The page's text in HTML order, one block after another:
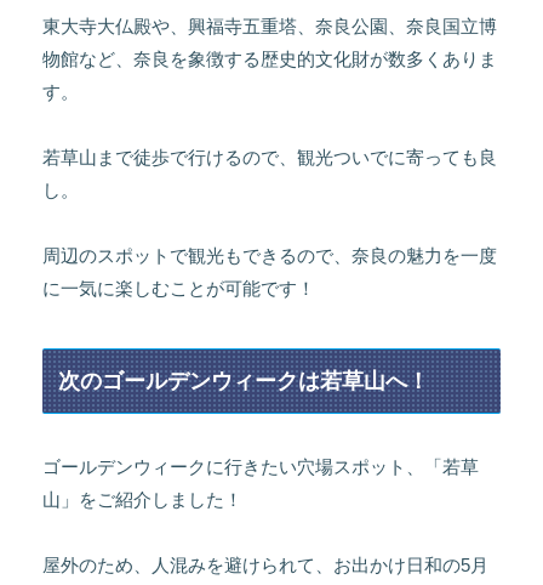
東大寺大仏殿や、興福寺五重塔、奈良公園、奈良国立博
物館など、奈良を象徴する歴史的文化財が数多くありま
す。
若草山まで徒歩で行けるので、観光ついでに寄っても良
し。
周辺のスポットで観光もできるので、奈良の魅力を一度
に一気に楽しむことが可能です！
次のゴールデンウィークは若草山へ！
ゴールデンウィークに行きたい穴場スポット、「若草
山」をご紹介しました！
屋外のため、人混みを避けられて、お出かけ日和の5月